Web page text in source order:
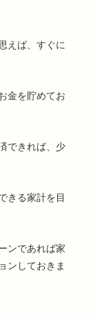
えば、すぐに
金を貯めてお
できれば、少
きる家計を目
ンであれば家
ンしておきま